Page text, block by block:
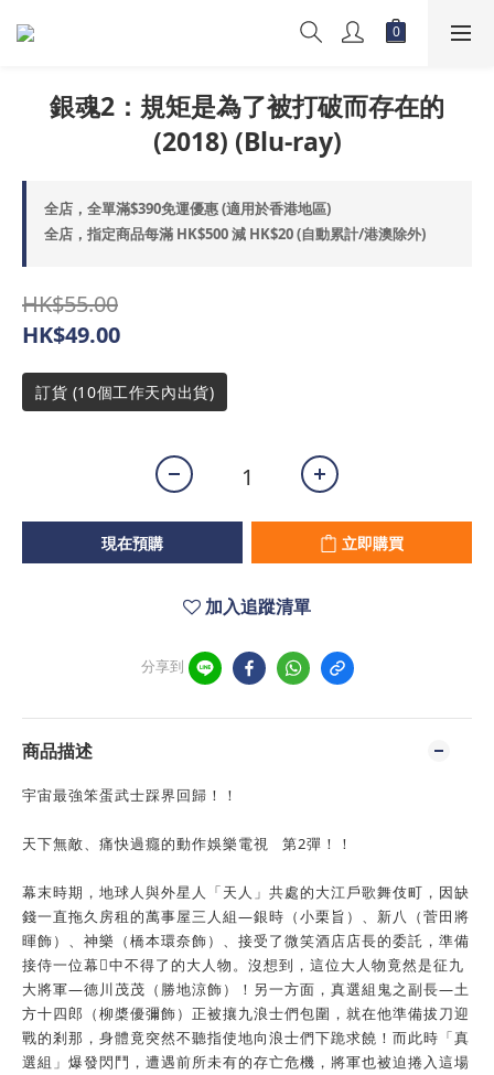
銀魂2：規矩是為了被打破而存在的
(2018) (Blu-ray)
全店，全單滿$390免運優惠 (適用於香港地區)
全店，指定商品每滿 HK$500 減 HK$20 (自動累計/港澳除外)
HK$55.00
HK$49.00
訂貨 (10個工作天內出貨)
現在預購 立即購買
加入追蹤清單
分享到
商品描述
宇宙最強笨蛋武士踩界回歸！！
天下無敵、痛快過癮的動作娛樂電視 第2彈！！
幕末時期，地球人與外星人「天人」共處的大江戶歌舞伎町，因缺
錢一直拖久房租的萬事屋三人組—銀時（小栗旨）、新八（菅田將
暉飾）、神樂（橋本環奈飾）、接受了微笑酒店店長的委託，準備
接侍一位幕𩚭中不得了的大人物。沒想到，這位大人物竟然是征九
大將軍—德川茂茂（勝地涼飾）！另一方面，真選組鬼之副長—土
方十四郎（柳槳優彌飾）正被攘九浪士們包圍，就在他準備拔刀迎
戰的剎那，身體竟突然不聽指使地向浪士們下跪求饒！而此時「真
選組」爆發閃鬥，遭遇前所未有的存亡危機，將軍也被迫捲入這場